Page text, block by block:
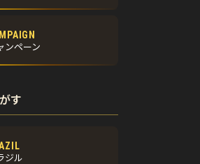
ンペーン
す
ジル